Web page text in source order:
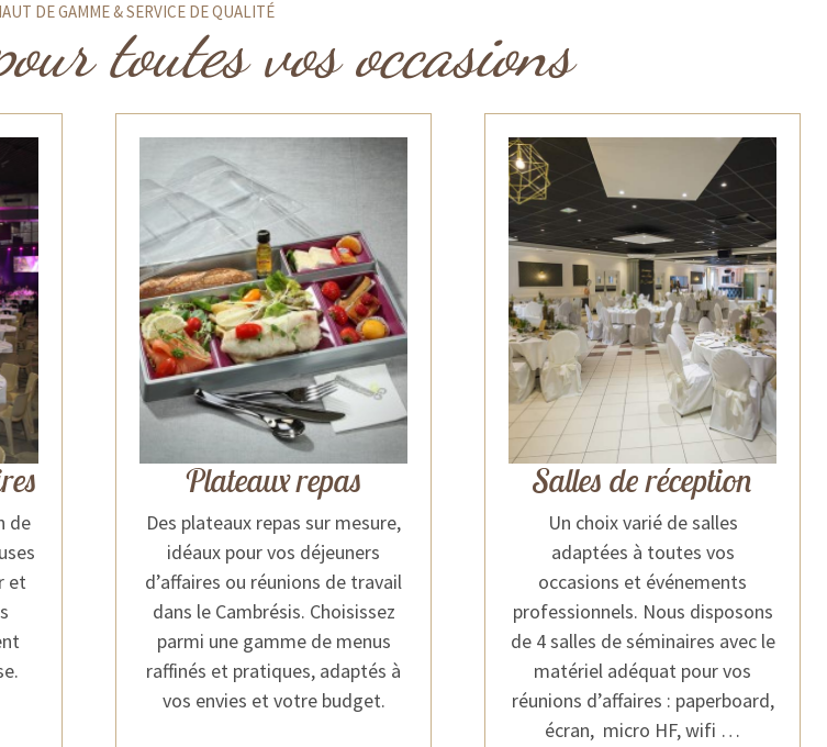
DE GAMME & SERVICE DE QUALITÉ
toutes vos occasions
de
et
Plateaux repas
Des plateaux repas sur mesure,
idéaux pour vos déjeuners
d’affaires ou réunions de travail
dans le Cambrésis. Choisissez
parmi une gamme de menus
raffinés et pratiques, adaptés à
vos envies et votre budget.
Salles de réception
Un choix varié de salles
adaptées à toutes vos
occasions et événements
professionnels. Nous disposons
de 4 salles de séminaires avec le
matériel adéquat pour vos
réunions d’affaires : paperboard,
écran, micro HF, wifi …